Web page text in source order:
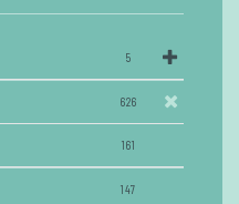
5
626
161
147